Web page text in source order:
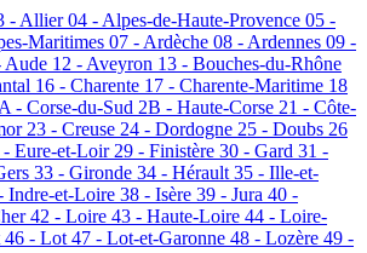
- Allier04 - Alpes-de-Haute-Provence 05 -
Maritimes 07 - Ardèche 08 - Ardennes 09 -
Aude 12 - Aveyron 13 - Bouches-du-Rhône
16 - Charente 17 - Charente-Maritime 18
- Corse-du-Sud 2B - Haute-Corse 21 - Côte-
23 - Creuse 24 - Dordogne 25 - Doubs 26
- Eure-et-Loir29 - Finistère 30 - Gard 31 -
33 - Gironde 34 - Hérault35 - Ille-et-
Indre-et-Loire 38 - Isère 39 - Jura 40 -
42 - Loire 43 - Haute-Loire 44 - Loire-
46 - Lot47 - Lot-et-Garonne 48 - Lozère 49 -